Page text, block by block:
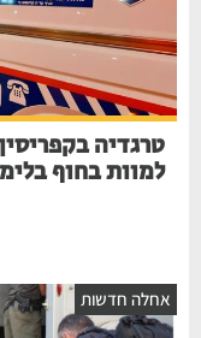
למוות בחוף בלימסול
חדשות